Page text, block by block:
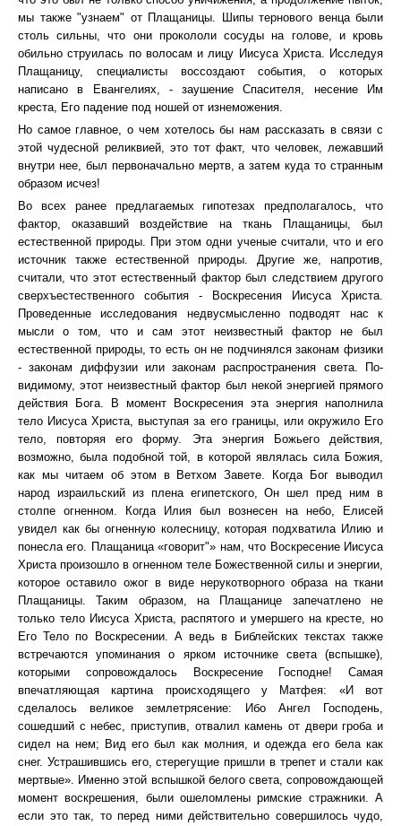
мы также "узнаем" от Плащаницы. Шипы тернового венца были
столь сильны, что они прокололи сосуды на голове, и кровь
обильно струилась по волосам и лицу Иисуса Христа. Исследуя
Плащаницу, специалисты воссоздают события, о которых
написано в Евангелиях, - заушение Спасителя, несение Им
креста, Его падение под ношей от изнеможения.
Но самое главное, о чем хотелось бы нам рассказать в связи с
этой чудесной реликвией, это тот факт, что человек, лежавший
внутри нее, был первоначально мертв, а затем куда то странным
образом исчез!
Во всех ранее предлагаемых гипотезах предполагалось, что
фактор, оказавший воздействие на ткань Плащаницы, был
естественной природы. При этом одни ученые считали, что и его
источник также естественной природы. Другие же, напротив,
считали, что этот естественный фактор был следствием другого
сверхъестественного события - Воскресения Иисуса Христа.
Проведенные исследования недвусмысленно подводят нас к
мысли о том, что и сам этот неизвестный фактор не был
естественной природы, то есть он не подчинялся законам физики
- законам диффузии или законам распространения света. По-
видимому, этот неизвестный фактор был некой энергией прямого
действия Бога. В момент Воскресения эта энергия наполнила
тело Иисуса Христа, выступая за его границы, или окружило Его
тело, повторяя его форму. Эта энергия Божьего действия,
возможно, была подобной той, в которой являлась сила Божия,
как мы читаем об этом в Ветхом Завете. Когда Бог выводил
народ израильский из плена египетского, Он шел пред ним в
столпе огненном. Когда Илия был вознесен на небо, Елисей
увидел как бы огненную колесницу, которая подхватила Илию и
понесла его. Плащаница «говорит"» нам, что Воскресение Иисуса
Христа произошло в огненном теле Божественной силы и энергии,
которое оставило ожог в виде нерукотворного образа на ткани
Плащаницы. Таким образом, на Плащанице запечатлено не
только тело Иисуса Христа, распятого и умершего на кресте, но
Его Тело по Воскресении. А ведь в Библейских текстах также
встречаются упоминания о ярком источнике света (вспышке),
которыми сопровождалось Воскресение Господне! Самая
впечатляющая картина происходящего у Матфея: «И вот
сделалось великое землетрясение: Ибо Ангел Господень,
сошедший с небес, приступив, отвалил камень от двери гроба и
сидел на нем; Вид его был как молния, и одежда его бела как
снег. Устрашившись его, стерегущие пришли в трепет и стали как
мертвые». Именно этой вспышкой белого света, сопровождающей
момент воскрешения, были ошеломлены римские стражники. А
если это так, то перед ними действительно совершилось чудо,